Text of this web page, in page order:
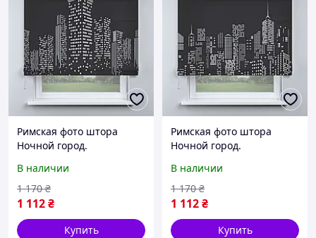
Римская фото штора
Ночной город.
В наличии
1 112₴
1 170 ₴
Купить
Римская фото штора
Ночной город.
В наличии
1 112₴
1 170 ₴
Купить